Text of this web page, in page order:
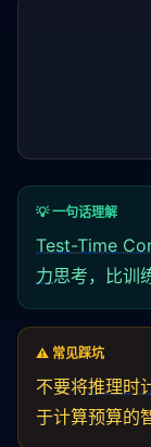
💡 一句话理解
Test-Time
力思考，比训
⚠️ 常见踩坑
不要将推理时
于计算预算的